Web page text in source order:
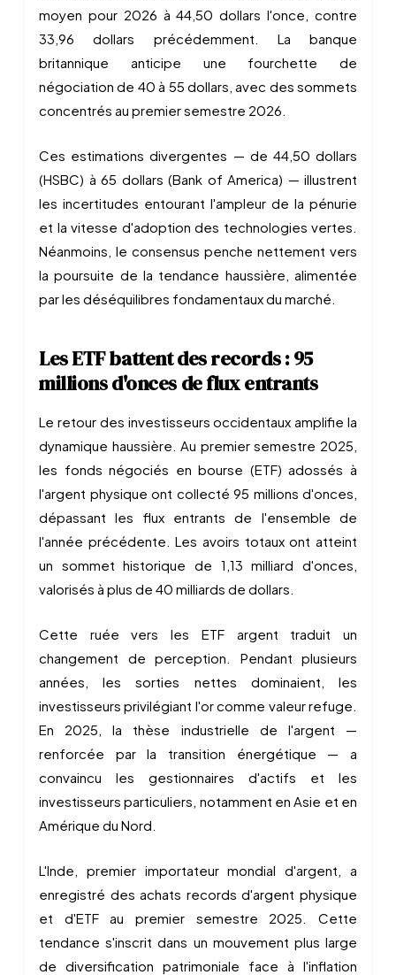
moyen pour 2026 à 44,50 dollars l'once, contre
33,96 dollars précédemment. La banque
britannique anticipe une fourchette de
négociation de 40 à 55 dollars, avec des sommets
concentrés au premier semestre 2026.
Ces estimations divergentes — de 44,50 dollars
(HSBC) à 65 dollars (Bank of America) — illustrent
les incertitudes entourant l'ampleur de la pénurie
et la vitesse d'adoption des technologies vertes.
Néanmoins, le consensus penche nettement vers
la poursuite de la tendance haussière, alimentée
par les déséquilibres fondamentaux du marché.
Les ETF battent des records : 95
millions d'onces de flux entrants
Le retour des investisseurs occidentaux amplifie la
dynamique haussière. Au premier semestre 2025,
les fonds négociés en bourse (ETF) adossés à
l'argent physique ont collecté 95 millions d'onces,
dépassant les flux entrants de l'ensemble de
l'année précédente. Les avoirs totaux ont atteint
un sommet historique de 1,13 milliard d'onces,
valorisés à plus de 40 milliards de dollars.
Cette ruée vers les ETF argent traduit un
changement de perception. Pendant plusieurs
années, les sorties nettes dominaient, les
investisseurs privilégiant l'or comme valeur refuge.
En 2025, la thèse industrielle de l'argent —
renforcée par la transition énergétique — a
convaincu les gestionnaires d'actifs et les
investisseurs particuliers, notamment en Asie et en
Amérique du Nord.
L'Inde, premier importateur mondial d'argent, a
enregistré des achats records d'argent physique
et d'ETF au premier semestre 2025. Cette
tendance s'inscrit dans un mouvement plus large
de diversification patrimoniale face à l'inflation